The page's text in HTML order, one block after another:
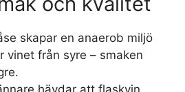
skapar en anaerob miljö
vinet från syre – smaken
hävdar att flaskvin